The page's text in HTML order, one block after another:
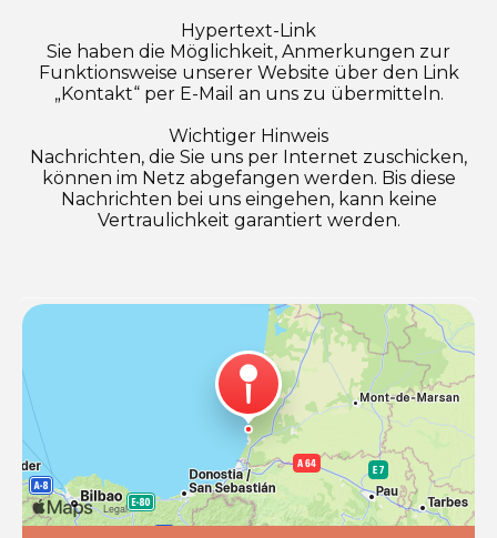
Hypertext-Link
Sie haben die Möglichkeit, Anmerkungen zur
Funktionsweise unserer Website über den Link
„Kontakt“ per E-Mail an uns zu übermitteln.
Wichtiger Hinweis
Nachrichten, die Sie uns per Internet zuschicken,
können im Netz abgefangen werden. Bis diese
Nachrichten bei uns eingehen, kann keine
Vertraulichkeit garantiert werden.